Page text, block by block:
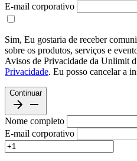
E-mail corporativo
Sim, Eu gostaria de receber
sobre os produtos, serviços e
Avisos de Privacidade da Unlimit
Privacidade. Eu posso cancelar a
Continuar
Nome completo
E-mail corporativo